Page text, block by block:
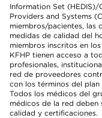
Information Set (HEDIS)/
Providers and Systems
miembros/pacientes, las
medidas de calidad del
miembros inscritos en
KFHP tienen acceso a
profesionales,
red de proveedores
con los términos del
Todos los médicos del
médicos de la red deben
calidad y certificaciones.